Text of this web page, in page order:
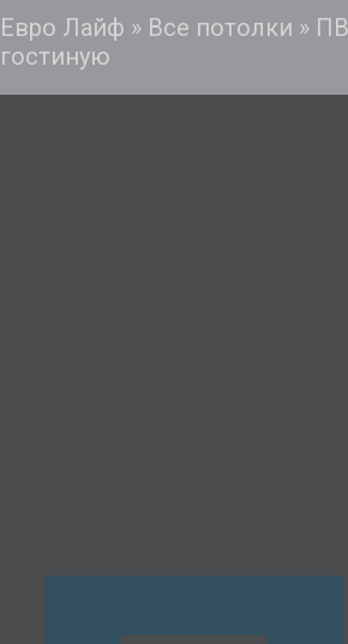
Евро Лайф » Все потолки »
гостиную